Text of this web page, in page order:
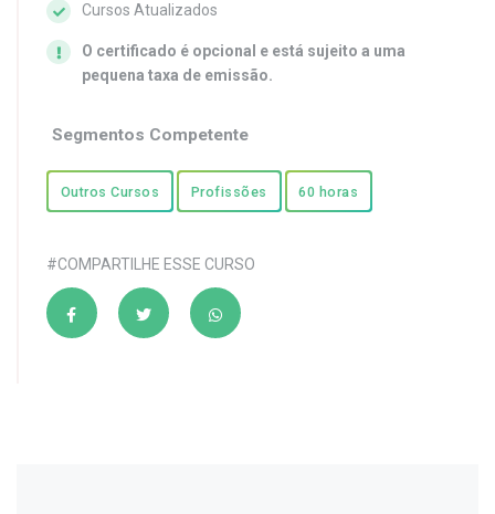
Cursos Atualizados
O certificado é opcional e está sujeito a uma
pequena taxa de emissão.
Segmentos Competente
Outros Cursos Profissões 60 horas
#COMPARTILHE ESSE CURSO